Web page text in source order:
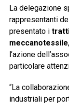
La delegazione
rappresentanti
presentato i
meccanotessile
l’azione
particolare
“La
industriali per